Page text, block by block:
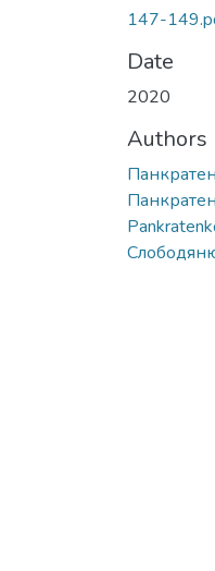
147-
Date
2020
Authors